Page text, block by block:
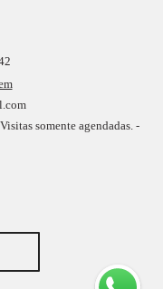
somente agendadas. -